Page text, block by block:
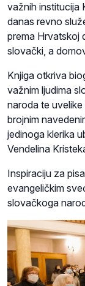
važnih institucija
danas revno
prema Hrvatskoj
slovački, a
Knjiga otkriva
važnim ljudima
naroda te
brojnim
jedinoga klerika
Vendelina
Inspiraciju za
evangeličkim
slovačkoga